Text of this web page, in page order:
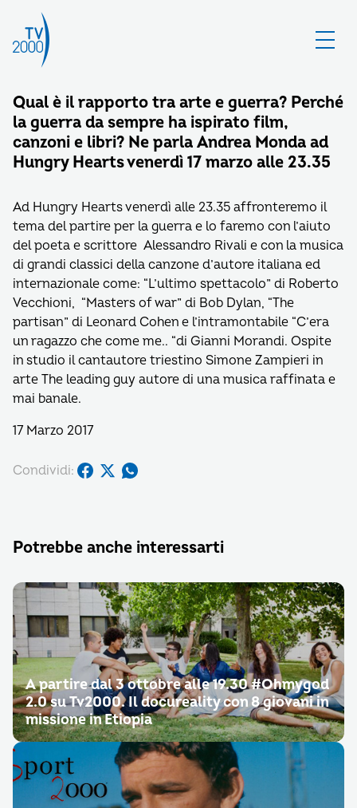
Qual è il rapporto tra arte e guerra? Perché
la guerra da sempre ha ispirato film,
canzoni e libri? Ne parla Andrea Monda ad
Hungry Hearts venerdì 17 marzo alle 23.35
Ad Hungry Hearts venerdì alle 23.35 affronteremo il
tema del partire per la guerra e lo faremo con l’aiuto
del poeta e scrittore Alessandro Rivali e con la musica
di grandi classici della canzone d’autore italiana ed
internazionale come: “L’ultimo spettacolo” di Roberto
Vecchioni, “Masters of war” di Bob Dylan, “The
partisan” di Leonard Cohen e l’intramontabile “C’era
un ragazzo che come me.. “di Gianni Morandi. Ospite
in studio il cantautore triestino Simone Zampieri in
arte The leading guy autore di una musica raffinata e
mai banale.
17 Marzo 2017
Condividi:
Potrebbe anche interessarti
A partire dal 3 ottobre alle 19.30 #Ohmygod
2.0 su Tv2000. Il docureality con 8 giovani in
missione in Etiopia